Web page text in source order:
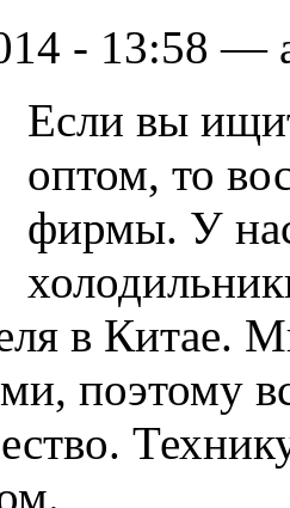
- 13:58 —
Если вы
оптом, то
фирмы. У
в Китае.
поэтому